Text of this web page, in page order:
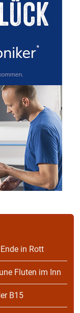
in Rott
Fluten im Inn
B15